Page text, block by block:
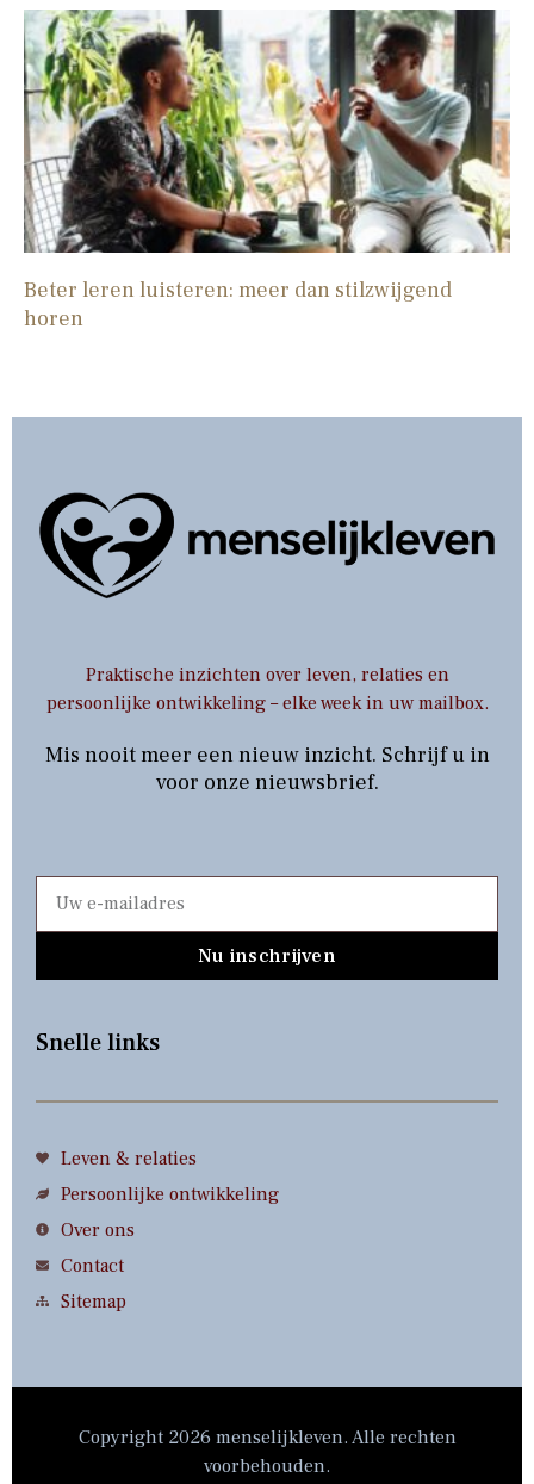
Beter leren luisteren: meer dan stilzwijgend
horen
Praktische inzichten over leven, relaties en
persoonlijke ontwikkeling – elke week in uw mailbox.
Mis nooit meer een nieuw inzicht. Schrijf u in
voor onze nieuwsbrief.
Nu inschrijven
Snelle links
Leven & relaties
Persoonlijke ontwikkeling
Over ons
Contact
Sitemap
Copyright 2026 menselijkleven. Alle rechten
voorbehouden.